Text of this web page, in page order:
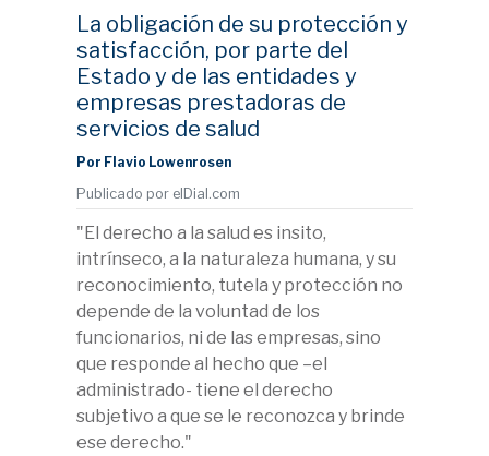
La obligación de su protección y
satisfacción, por parte del
Estado y de las entidades y
empresas prestadoras de
servicios de salud
Por Flavio Lowenrosen
Publicado por elDial.com
"El derecho a la salud es insito,
intrínseco, a la naturaleza humana, y su
reconocimiento, tutela y protección no
depende de la voluntad de los
funcionarios, ni de las empresas, sino
que responde al hecho que –el
administrado- tiene el derecho
subjetivo a que se le reconozca y brinde
ese derecho."